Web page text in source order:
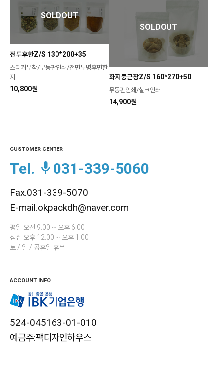
SOLDOUT
전투후한Z/S 130*200+35
스티커부착/무동판인쇄/전면투명후면한
지
10,800원
SOLDOUT
화지둥근창Z/S 160*270+50
무동판인쇄/실크인쇄
14,900원
CUSTOMER CENTER
Tel. 031-339-5060
Fax.031-339-5070
E-mail.okpackdh@naver.com
평일 오전 9:00 ~ 오후 6:00
점심 오후 12:00 ~ 오후 1:00
토 / 일 / 공휴일 휴무
ACCOUNT INFO
524-045163-01-010
예금주:팩디자인하우스